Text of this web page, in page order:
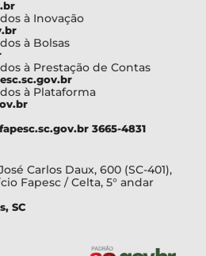
à Inovação
à Bolsas
à Prestação de Contas
à Plataforma
3665-4831
Carlos Daux, 600 (SC-401),
Fapesc / Celta, 5° andar
SC